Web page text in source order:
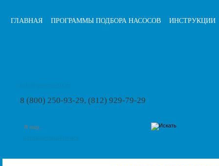
ГЛАВНАЯ ПРОГРАММЫ ПОДБОРА НАСОСОВ ИНСТРУКЦИИ
8 (800) 250-93-29, (812) 929-79-29